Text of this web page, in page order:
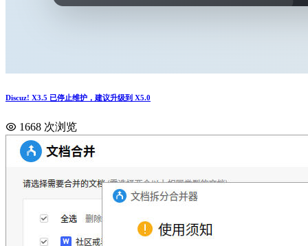
Discuz! X3.5 已停止维护，建议升级到 X5.0
1668 次浏览